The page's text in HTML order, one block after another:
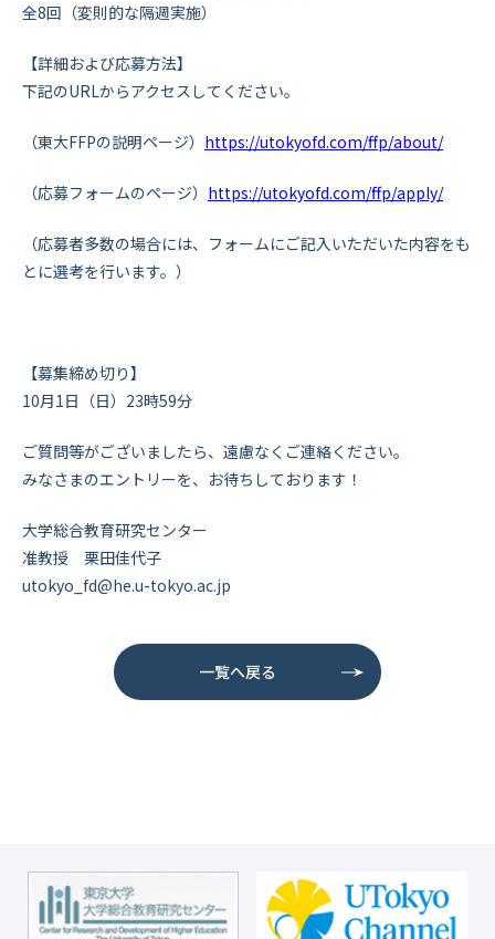
全8回（変則的な隔週実施）
【詳細および応募方法】
下記のURLからアクセスしてください。
（東大FFPの説明ページ） https://utokyofd.com/ffp/about/
（応募フォームのページ） https://utokyofd.com/ffp/apply/
（応募者多数の場合には、フォームにご記入いただいた内容をも
とに選考を行います。）
【募集締め切り】
10月1日（日）23時59分
ご質問等がございましたら、遠慮なくご連絡ください。
みなさまのエントリーを、お待ちしております！
大学総合教育研究センター
准教授 栗田佳代子
utokyo_fd@he.u-tokyo.ac.jp
一覧へ戻る